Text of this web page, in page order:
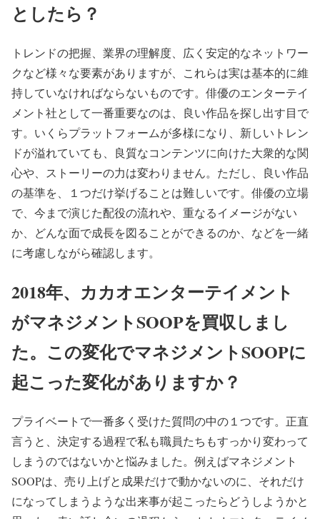
としたら？
トレンドの把握、業界の理解度、広く安定的なネットワー
クなど様々な要素がありますが、これらは実は基本的に維
持していなければならないものです。俳優のエンターテイ
メント社として一番重要なのは、良い作品を探し出す目で
す。いくらプラットフォームが多様になり、新しいトレン
ドが溢れていても、良質なコンテンツに向けた大衆的な関
心や、ストーリーの力は変わりません。ただし、良い作品
の基準を、１つだけ挙げることは難しいです。俳優の立場
で、今まで演じた配役の流れや、重なるイメージがない
か、どんな面で成長を図ることができるのか、などを一緒
に考慮しながら確認します。
2018年、カカオエンターテイメント
がマネジメントSOOPを買収しまし
た。この変化でマネジメントSOOPに
起こった変化がありますか？
プライベートで一番多く受けた質問の中の１つです。正直
言うと、決定する過程で私も職員たちもすっかり変わって
しまうのではないかと悩みました。例えばマネジメント
SOOPは、売り上げと成果だけで動かないのに、それだけ
になってしまうような出来事が起こったらどうしようかと